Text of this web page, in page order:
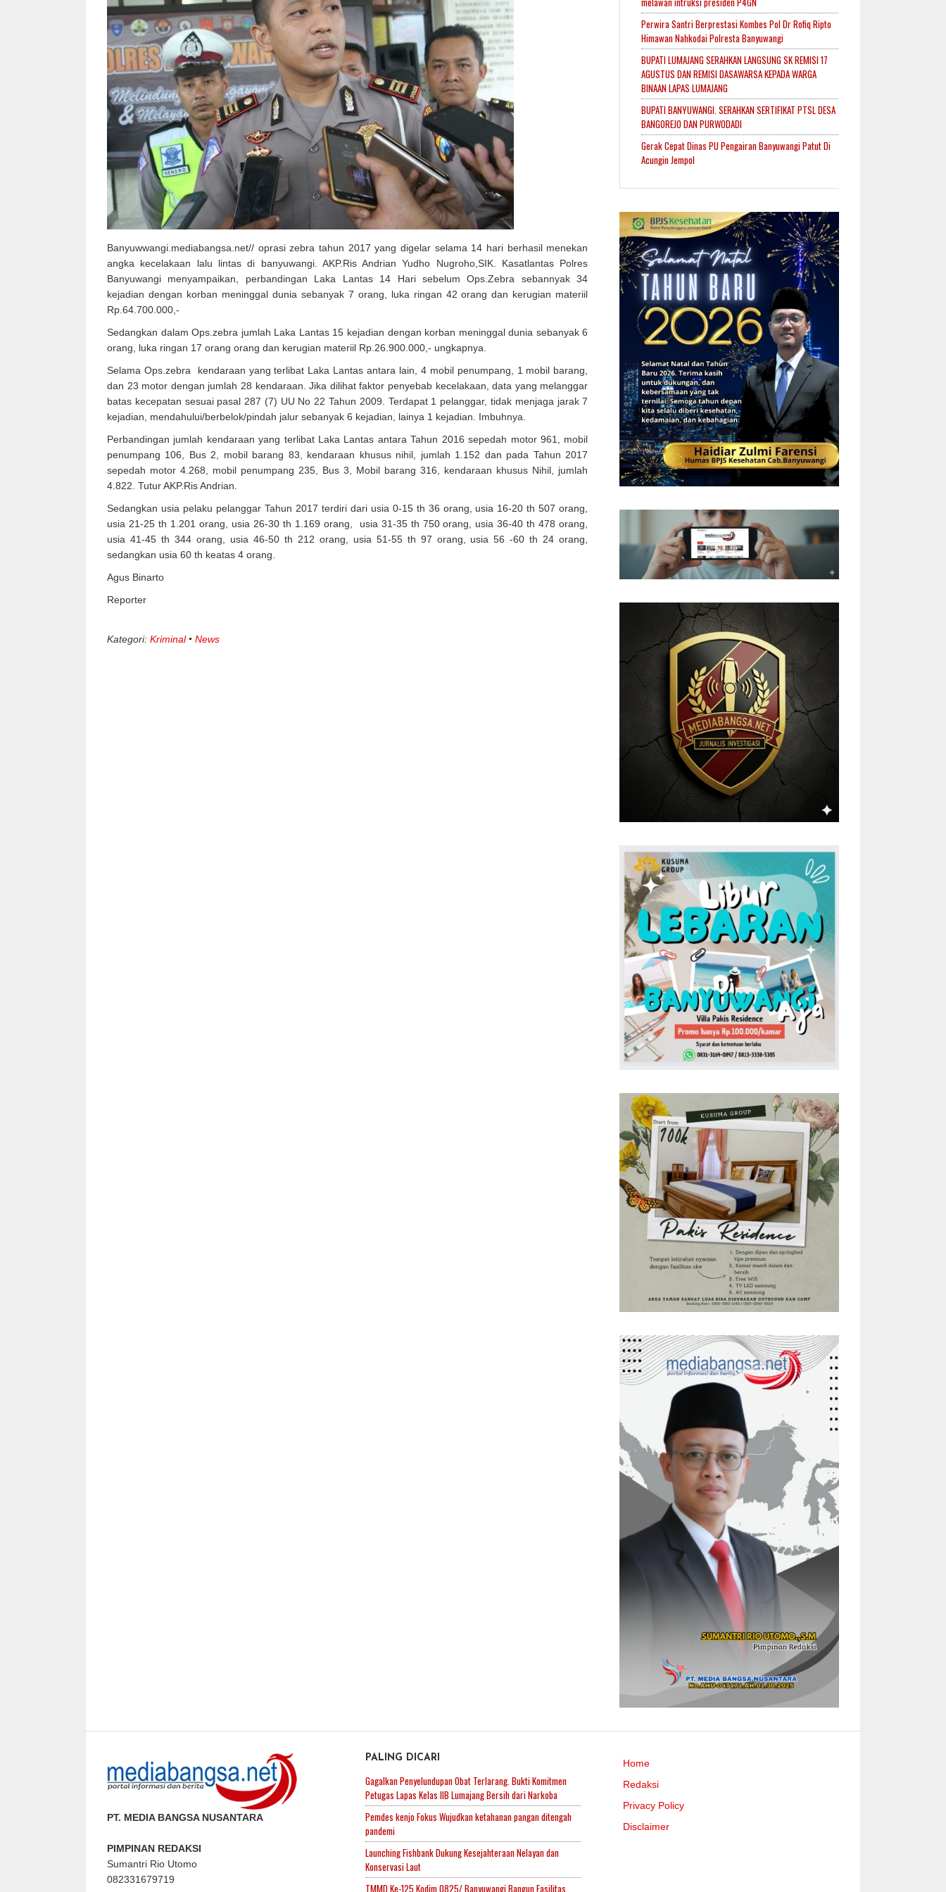
Banyuwwangi.mediabangsa.net// oprasi zebra tahun 2017 yang digelar selama 14 hari berhasil menekan
angka kecelakaan lalu lintas di banyuwangi. AKP.Ris Andrian Yudho Nugroho,SIK. Kasatlantas Polres
Banyuwangi menyampaikan, perbandingan Laka Lantas 14 Hari sebelum Ops.Zebra sebannyak 34
kejadian dengan korban meninggal dunia sebanyak 7 orang, luka ringan 42 orang dan kerugian materiil
Rp.64.700.000,-
Sedangkan dalam Ops.zebra jumlah Laka Lantas 15 kejadian dengan korban meninggal dunia sebanyak 6
orang, luka ringan 17 orang orang dan kerugian materiil Rp.26.900.000,- ungkapnya.
Selama Ops.zebra kendaraan yang terlibat Laka Lantas antara lain, 4 mobil penumpang, 1 mobil barang,
dan 23 motor dengan jumlah 28 kendaraan. Jika dilihat faktor penyebab kecelakaan, data yang melanggar
batas kecepatan sesuai pasal 287 (7) UU No 22 Tahun 2009. Terdapat 1 pelanggar, tidak menjaga jarak 7
kejadian, mendahului/berbelok/pindah jalur sebanyak 6 kejadian, lainya 1 kejadian. Imbuhnya.
Perbandingan jumlah kendaraan yang terlibat Laka Lantas antara Tahun 2016 sepedah motor 961, mobil
penumpang 106, Bus 2, mobil barang 83, kendaraan khusus nihil, jumlah 1.152 dan pada Tahun 2017
sepedah motor 4.268, mobil penumpang 235, Bus 3, Mobil barang 316, kendaraan khusus Nihil, jumlah
4.822. Tutur AKP.Ris Andrian.
Sedangkan usia pelaku pelanggar Tahun 2017 terdiri dari usia 0-15 th 36 orang, usia 16-20 th 507 orang,
usia 21-25 th 1.201 orang, usia 26-30 th 1.169 orang, usia 31-35 th 750 orang, usia 36-40 th 478 orang,
usia 41-45 th 344 orang, usia 46-50 th 212 orang, usia 51-55 th 97 orang, usia 56 -60 th 24 orang,
sedangkan usia 60 th keatas 4 orang.
Agus Binarto
Reporter
Kategori: Kriminal News
Perwira Santri Berprestasi Kombes Pol Dr Rofiq Ripto
Himawan Nahkodai Polresta Banyuwangi
BUPATI LUMAJANG SERAHKAN LANGSUNG SK REMISI 17
AGUSTUS DAN REMISI DASAWARSA KEPADA WARGA
BINAAN LAPAS LUMAJANG
BUPATI BANYUWANGI. SERAHKAN SERTIFIKAT PTSL DESA
BANGOREJO DAN PURWODADI
Gerak Cepat Dinas PU Pengairan Banyuwangi Patut Di
Acungin Jempol
PT. MEDIA BANGSA NUSANTARA
PIMPINAN REDAKSI
Sumantri Rio Utomo
082331679719
PALING DICARI
Gagalkan Penyelundupan Obat Terlarang. Bukti Komitmen
Petugas Lapas Kelas IIB Lumajang Bersih dari Narkoba
Pemdes kenjo Fokus Wujudkan ketahanan pangan ditengah
pandemi
Launching Fishbank Dukung Kesejahteraan Nelayan dan
Konservasi Laut
TMMD Ke-125 Kodim 0825/ Banyuwangi Bangun Fasilitas
Home
Redaksi
Privacy Policy
Disclaimer